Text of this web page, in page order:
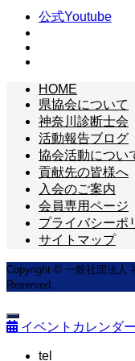
公式Youtube
HOME
県協会について
神奈川診断士会
活動報告ブログ
協会活動につい
貢献先の皆様へ
入会のご案内
会員専用ページ
プライバシーポ
サイトマップ
Copyright © 一般社団法人
Reserved.
イベントカレンダー
tel